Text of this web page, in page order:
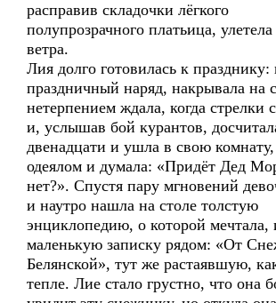
расправив складочки лёгкого
полупрозрачного платьица,
ветра.
Лия долго готовилась к
праздничный наряд, накрывала на
нетерпением ждала, когда стрелки
и, услышав бой курантов,
двенадцати и ушла в свою
одеялом и думала: «Придёт Дед
нет?». Спустя пару мгновений
и наутро нашла на столе толстую
энциклопедию, о которой мечтала,
маленькую записку рядом: «От
Белянской», тут же растаявшую,
тепле. Лие стало грустно, что она